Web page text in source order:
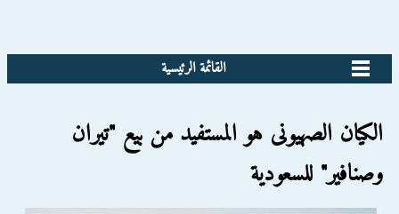
القائمة الرئيسية
الكيان الصهيونى هو المستفيد من بيع "تيران
وصنافير" للسعودية